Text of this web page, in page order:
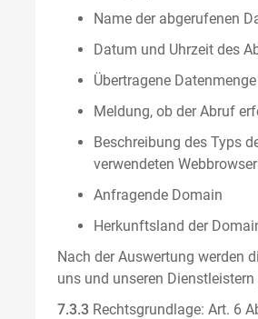
Name der abgerufenen
Datum und Uhrzeit des
Übertragene Datenmenge
Meldung, ob der Abruf
Beschreibung des Typs
verwendeten
Anfragende Domain
Herkunftsland der
Nach der Auswertung werden
uns und unseren
7.3.3 Rechtsgrundlage: Art. 6